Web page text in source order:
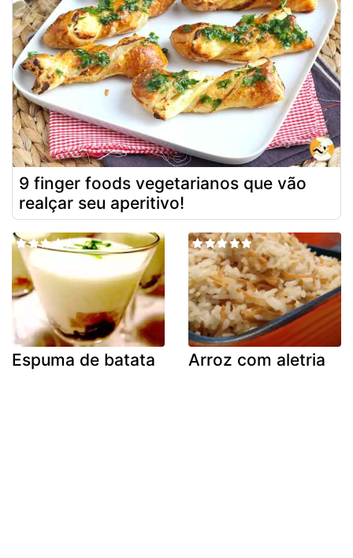
9 finger foods vegetarianos que vão
realçar seu aperitivo!
Espuma de batata Arroz com aletria